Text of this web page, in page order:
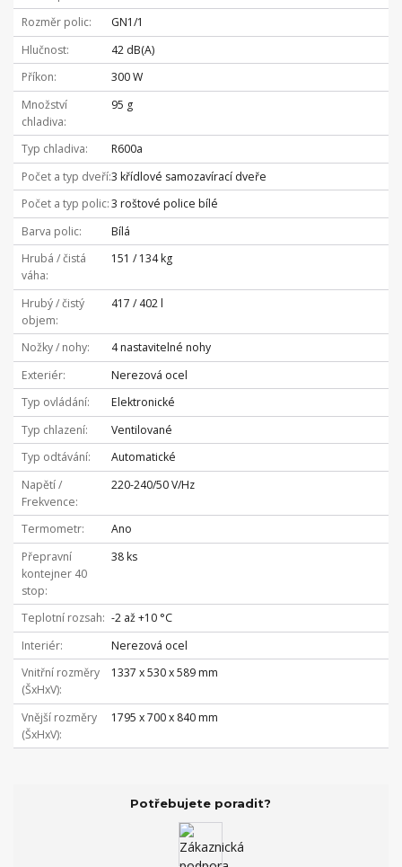
Rozměr polic
GN1/1
Hlučnost
42 dB(A)
Příkon
300 W
Množství
chladiva
95 g
Typ chladiva
R600a
Počet a typ dveří3 křídlové samozavírací dveře
Počet a typ polic 3 roštové police bílé
Barva polic
Bílá
Hrubá / čistá
váha
151 / 134 kg
Hrubý / čistý
objem
417 / 402 l
Nožky / nohy
4 nastavitelné nohy
Exteriér
Nerezová ocel
Typ ovládání
Elektronické
Typ chlazení
Ventilované
Typ odtávání
Automatické
Napětí /
Frekvence
220-240/50 V/Hz
Termometr
Ano
Přepravní
kontejner 40
stop
38 ks
Teplotní rozsah
-2 až +10 °C
Interiér
Nerezová ocel
Vnitřní rozměry
(ŠxHxV)
1337 x 530 x 589 mm
Vnější rozměry
(ŠxHxV)
1795 x 700 x 840 mm
Potřebujete poradit?